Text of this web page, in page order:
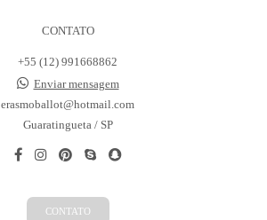
CONTATO
+55 (12) 991668862
Enviar mensagem
erasmoballot@hotmail.com
Guaratingueta / SP
CONTATO